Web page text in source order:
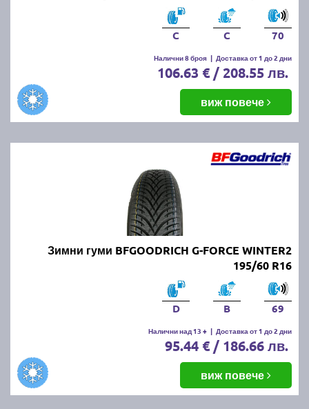
C C 70
Налични 8 броя | Доставка от 1 до 2 дни
106.63 € / 208.55 лв.
виж повече
Зимни гуми BFGOODRICH G-FORCE WINTER2
195/60 R16
D B 69
Налични над 13 + | Доставка от 1 до 2 дни
95.44 € / 186.66 лв.
виж повече